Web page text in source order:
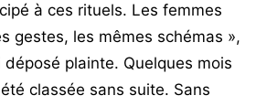
à ces rituels. Les femmes
gestes, les mêmes schémas »,
déposé plainte. Quelques mois
classée sans suite. Sans